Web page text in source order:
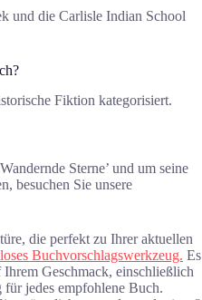
und die Carlisle Indian School
Fiktion kategorisiert.
Sterne’ und um seine
besuchen Sie unsere
die perfekt zu Ihrer aktuellen
Buchvorschlagswerkzeug. Es
Geschmack, einschließlich
jedes empfohlene Buch.